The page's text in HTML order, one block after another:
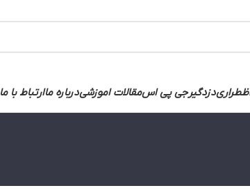
دزدگیرجی پی اسمقالات اموزشیدرباره ماارتباط با ما